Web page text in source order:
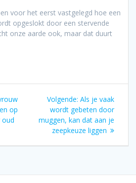
voor het eerst vastgelegd hoe een
opgeslokt door een stervende
onze aarde ook, maar dat duurt
op
oud
Volgende: Volgend
bericht:
Als je vaak
wordt gebeten door
muggen, kan dat aan je
zeepkeuze liggen